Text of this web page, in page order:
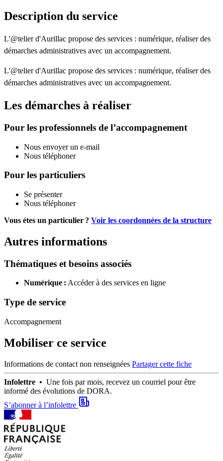
Description du service
L'@telier d'Aurillac propose des services : numérique, réaliser des
démarches administratives avec un accompagnement.
L'@telier d'Aurillac propose des services : numérique, réaliser des
démarches administratives avec un accompagnement.
Les démarches à réaliser
Pour les professionnels de l’accompagnement
Nous envoyer un e-mail
Nous téléphoner
Pour les particuliers
Se présenter
Nous téléphoner
Vous étes un particulier ? Voir les coordonnées de la structure
Autres informations
Thématiques et besoins associés
Numérique : Accéder à des services en ligne
Type de service
Accompagnement
Mobiliser ce service
Informations de contact non renseignées Partager cette fiche
Infolettre • Une fois par mois, recevez un courriel pour être
informé des évolutions de DORA.
S’abonner à l’infolettre